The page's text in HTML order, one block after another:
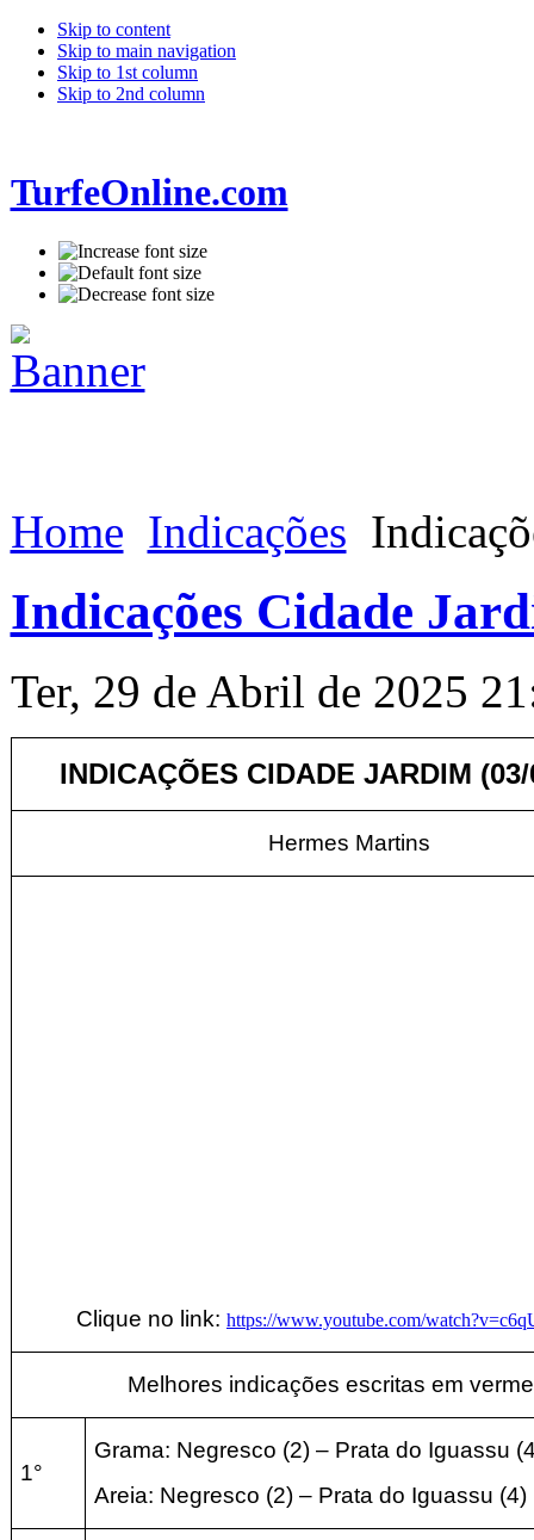
Skip to content
Skip to main navigation
Skip to 1st column
Skip to 2nd column
TurfeOnline.com
Home Indicações
Indicações Cidade
Ter, 29 de Abril de 2025
INDICAÇÕES CIDADE JARDIM
Hermes Martins
Clique no link: https://www.youtube.com/
Melhores indicações escritas em
1°
Grama: Negresco (2) – Prata do Iguassu
Areia: Negresco (2) – Prata do Iguassu (4)